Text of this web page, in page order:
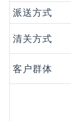
派送方式
清关方式
客户群体